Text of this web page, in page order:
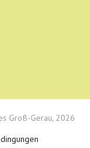
Groß-Gerau, 2026